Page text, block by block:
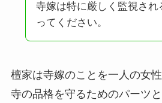
寺嫁は特に厳しく監視され
ってください。
檀家は寺嫁のことを一人の女
寺の品格を守るためのパーツ